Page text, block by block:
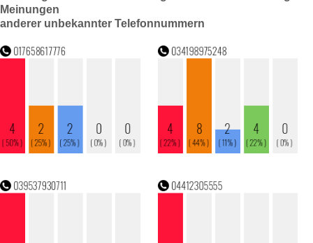
Meinungen
anderer unbekannter Telefonnummern